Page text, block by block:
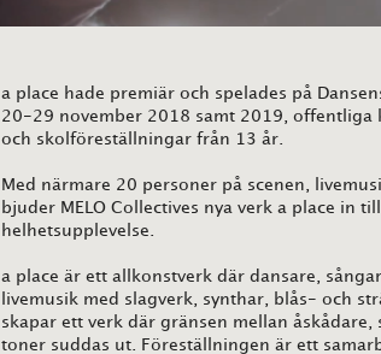
a place hade premiär och spelades på
20-29 november 2018 samt 2019, offentliga
och skolföreställningar från 13 år.
Med närmare 20 personer på scenen,
bjuder MELO Collectives nya verk a place in
helhetsupplevelse.
a place är ett allkonstverk där dansare,
livemusik med slagverk, synthar, blås- och
skapar ett verk där gränsen mellan åskådare,
toner suddas ut. Föreställningen är ett